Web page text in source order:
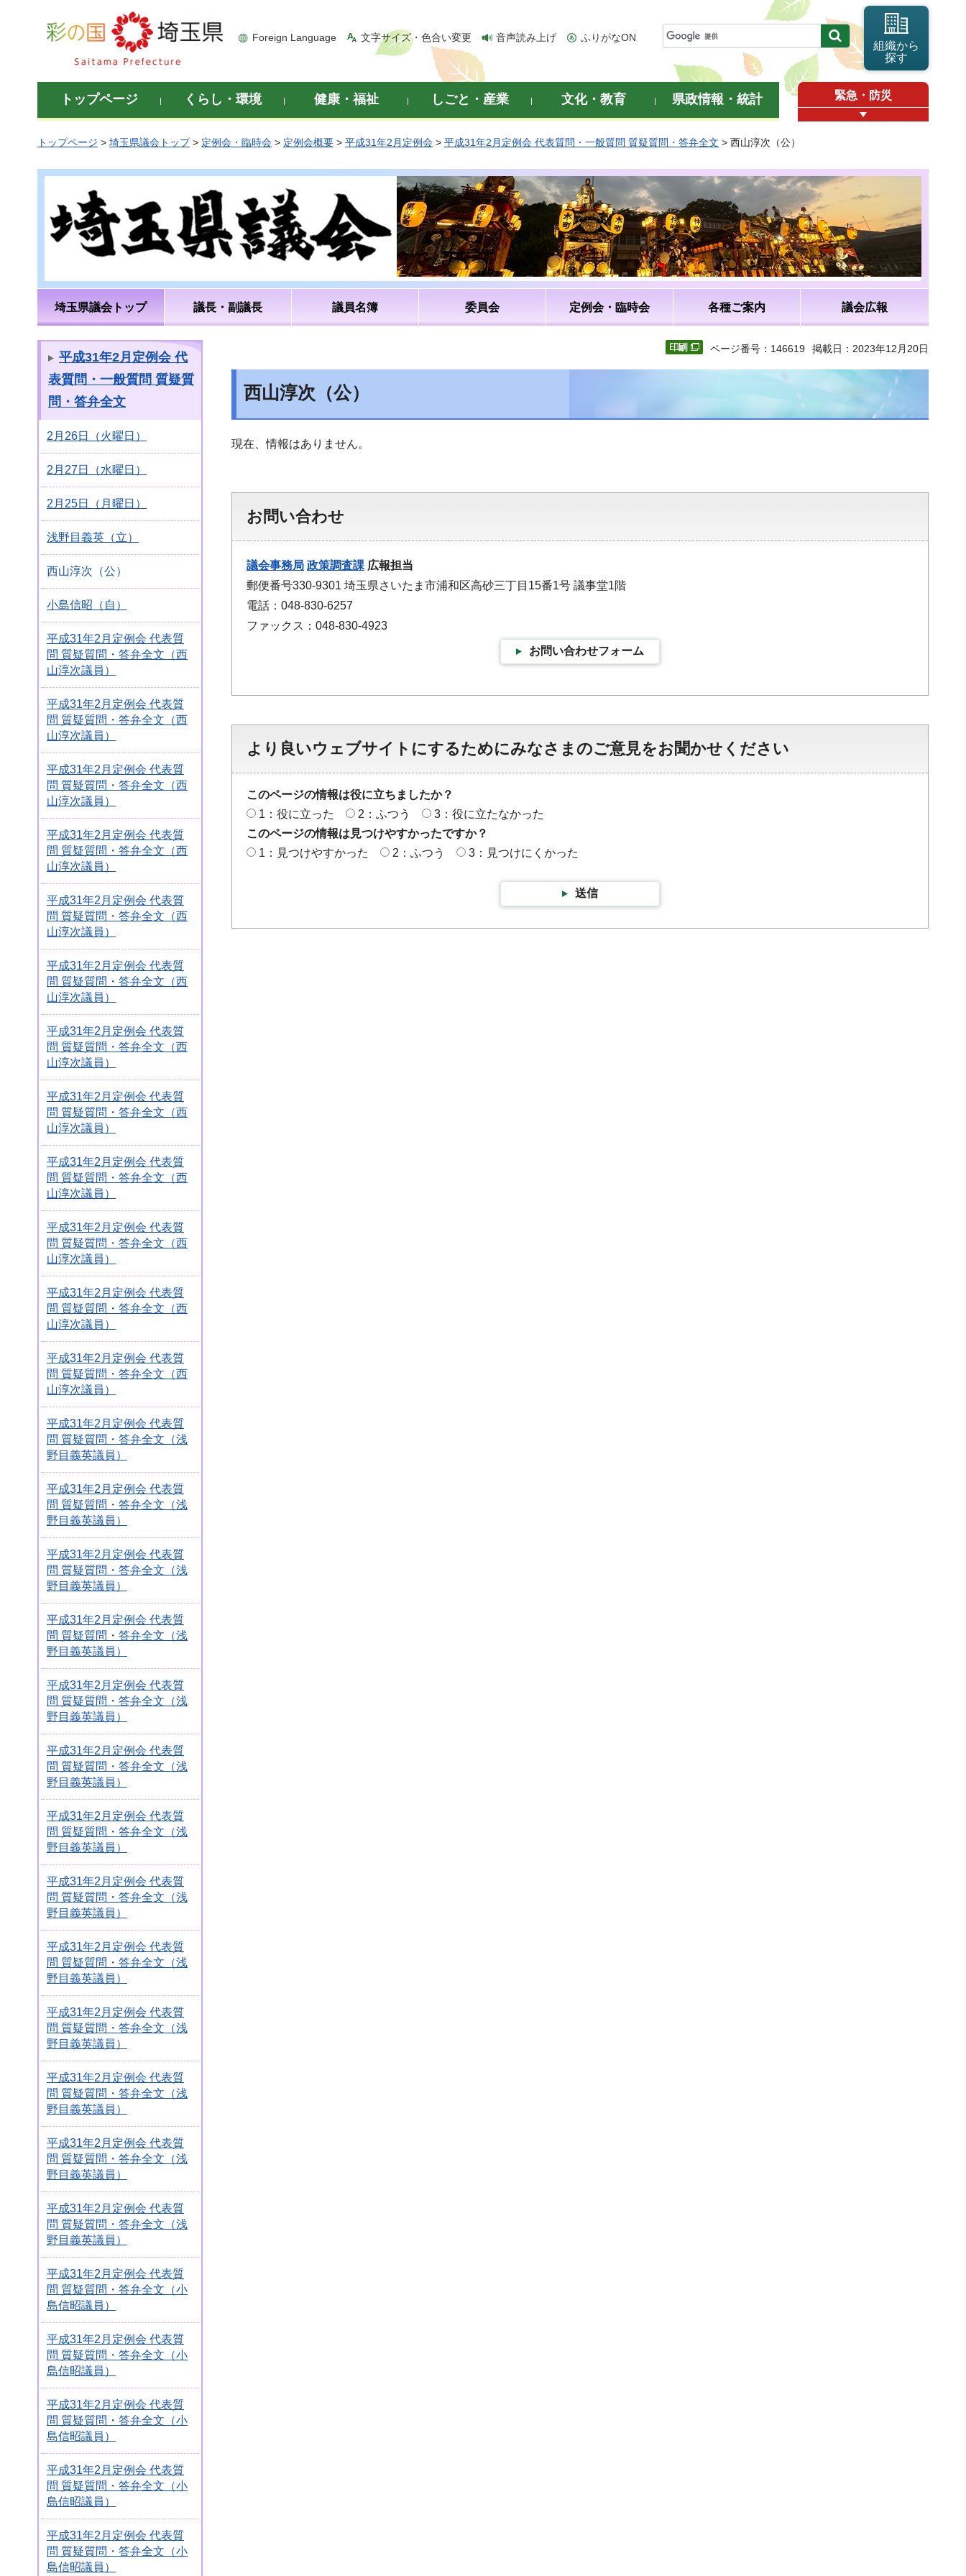
彩の国 埼玉県
Foreign Language 文字サイズ・色合い変更 音声読み上げ ふりがなON
組織から
探す
トップページ くらし・環境 健康・福祉 しごと・産業 文化・教育 県政情報・統計 緊急・防災
トップページ > 埼玉県議会トップ> 定例会・臨時会 > 定例会概要 > 平成31年2月定例会 > 平成31年2月定例会 代表質問・一般質問 質疑質問・答弁全文 > 西山淳次（公）
埼玉県議会トップ 議長・副議長 議員名簿 委員会 定例会・臨時会 各種ご案内 議会広報
平成31年2月定例会 代
表質問・一般質問 質疑質
問・答弁全文
2月26日（火曜日）
2月27日（水曜日）
2月25日（月曜日）
浅野目義英（立）
西山淳次（公）
小島信昭（自）
平成31年2月定例会 代表質
問 質疑質問・答弁全文（西
山淳次議員）
平成31年2月定例会 代表質
問 質疑質問・答弁全文（西
山淳次議員）
平成31年2月定例会 代表質
問 質疑質問・答弁全文（西
山淳次議員）
平成31年2月定例会 代表質
問 質疑質問・答弁全文（西
山淳次議員）
平成31年2月定例会 代表質
問 質疑質問・答弁全文（西
山淳次議員）
平成31年2月定例会 代表質
問 質疑質問・答弁全文（西
山淳次議員）
平成31年2月定例会 代表質
問 質疑質問・答弁全文（西
山淳次議員）
平成31年2月定例会 代表質
問 質疑質問・答弁全文（西
山淳次議員）
平成31年2月定例会 代表質
問 質疑質問・答弁全文（西
山淳次議員）
平成31年2月定例会 代表質
問 質疑質問・答弁全文（西
山淳次議員）
平成31年2月定例会 代表質
問 質疑質問・答弁全文（西
山淳次議員）
平成31年2月定例会 代表質
問 質疑質問・答弁全文（西
山淳次議員）
平成31年2月定例会 代表質
問 質疑質問・答弁全文（浅
野目義英議員）
平成31年2月定例会 代表質
問 質疑質問・答弁全文（浅
野目義英議員）
平成31年2月定例会 代表質
問 質疑質問・答弁全文（浅
野目義英議員）
平成31年2月定例会 代表質
問 質疑質問・答弁全文（浅
野目義英議員）
平成31年2月定例会 代表質
問 質疑質問・答弁全文（浅
野目義英議員）
平成31年2月定例会 代表質
問 質疑質問・答弁全文（浅
野目義英議員）
平成31年2月定例会 代表質
問 質疑質問・答弁全文（浅
野目義英議員）
平成31年2月定例会 代表質
問 質疑質問・答弁全文（浅
野目義英議員）
平成31年2月定例会 代表質
問 質疑質問・答弁全文（浅
野目義英議員）
平成31年2月定例会 代表質
問 質疑質問・答弁全文（浅
野目義英議員）
平成31年2月定例会 代表質
問 質疑質問・答弁全文（浅
野目義英議員）
平成31年2月定例会 代表質
問 質疑質問・答弁全文（浅
野目義英議員）
平成31年2月定例会 代表質
問 質疑質問・答弁全文（浅
野目義英議員）
平成31年2月定例会 代表質
問 質疑質問・答弁全文（小
島信昭議員）
平成31年2月定例会 代表質
問 質疑質問・答弁全文（小
島信昭議員）
平成31年2月定例会 代表質
問 質疑質問・答弁全文（小
島信昭議員）
平成31年2月定例会 代表質
問 質疑質問・答弁全文（小
島信昭議員）
平成31年2月定例会 代表質
問 質疑質問・答弁全文（小
島信昭議員）
ページ番号：146619 掲載日：2023年12月20日
西山淳次（公）
現在、情報はありません。
お問い合わせ
議会事務局 政策調査課 広報担当
郵便番号330-9301 埼玉県さいたま市浦和区高砂三丁目15番1号 議事堂1階
電話：048-830-6257
ファックス：048-830-4923
お問い合わせフォーム
より良いウェブサイトにするためにみなさまのご意見をお聞かせください
このページの情報は役に立ちましたか？
1：役に立った
2：ふつう
3：役に立たなかった
このページの情報は見つけやすかったですか？
1：見つけやすかった
2：ふつう 3：見つけにくかった
送信